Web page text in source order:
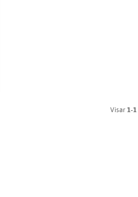
Visar1-1